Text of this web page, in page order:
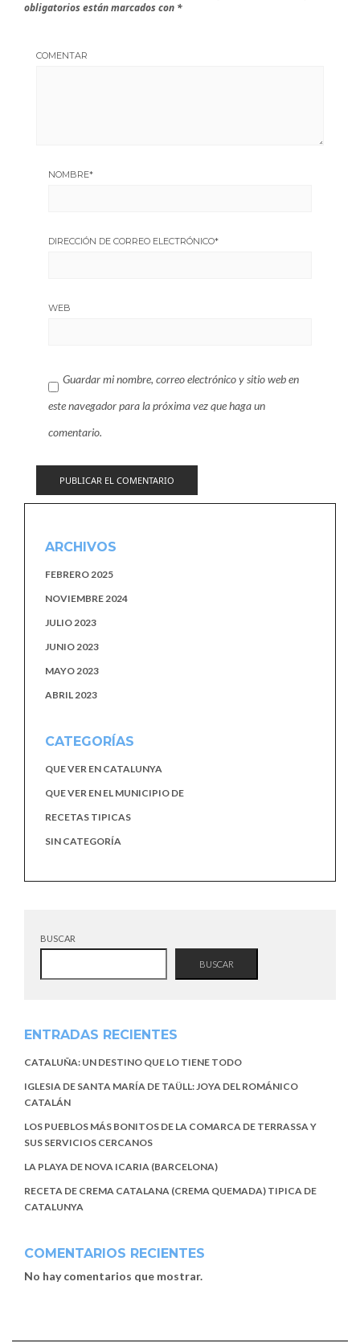
obligatorios están marcados con *
COMENTAR
NOMBRE*
DIRECCIÓN DE CORREO ELECTRÓNICO*
WEB
Guardar mi nombre, correo electrónico y sitio web en
este navegador para la próxima vez que haga un
comentario.
ARCHIVOS
FEBRERO 2025
NOVIEMBRE 2024
JULIO 2023
JUNIO 2023
MAYO 2023
ABRIL 2023
CATEGORÍAS
QUE VER EN CATALUNYA
QUE VER EN EL MUNICIPIO DE
RECETAS TIPICAS
SIN CATEGORÍA
BUSCAR
BUSCAR
ENTRADAS RECIENTES
CATALUÑA: UN DESTINO QUE LO TIENE TODO
IGLESIA DE SANTA MARÍA DE TAÜLL: JOYA DEL ROMÁNICO
CATALÁN
LOS PUEBLOS MÁS BONITOS DE LA COMARCA DE TERRASSA Y
SUS SERVICIOS CERCANOS
LA PLAYA DE NOVA ICARIA (BARCELONA)
RECETA DE CREMA CATALANA (CREMA QUEMADA) TIPICA DE
CATALUNYA
COMENTARIOS RECIENTES
No hay comentarios que mostrar.